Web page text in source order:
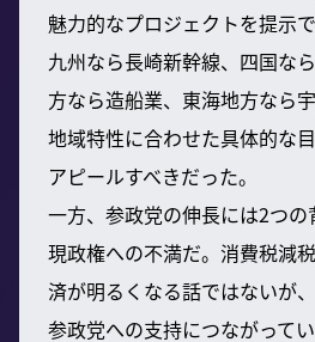
魅力的なプロジェクトを提示
九州なら長崎新幹線、四国な
方なら造船業、東海地方なら
地域特性に合わせた具体的な
アピールすべきだった。
一方、参政党の伸長には2つ
現政権への不満だ。消費税減
済が明るくなる話ではないが
参政党への支持につながって